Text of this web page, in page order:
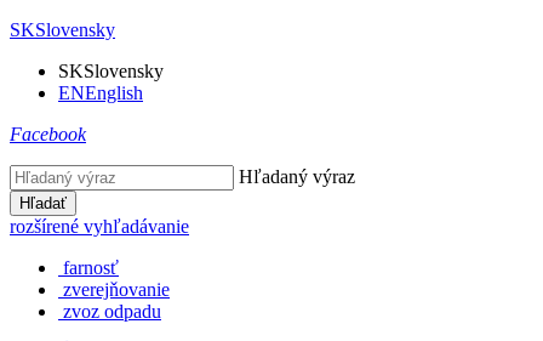
SKSlovensky
SKSlovensky
ENEnglish
Facebook
Hľadaný výraz
Hľadať
rozšírené vyhľadávanie
farnosť
zverejňovanie
zvoz odpadu